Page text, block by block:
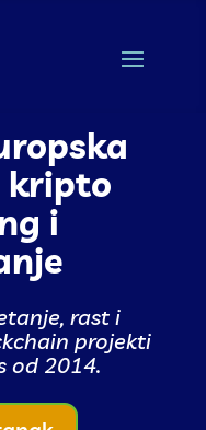
kripto
i
rast i
projekti
od 2014.